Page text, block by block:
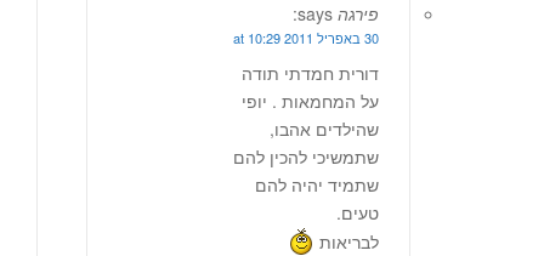
פירגה says:
30 באפריל 2011 at 10:29
דורית חמדתי תודה
על המחמאות . יופי
שהילדים אהבו,
שתמשיכי להכין להם
שתמיד יהיה להם
טעים.
לבריאות